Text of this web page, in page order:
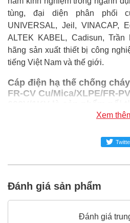
tùng, đại diện phân phối
UNIVERSAL, Jeil, VINACAP,
ALTEK KABEL, Cadisun,
hãng sản xuất thiết bị công
tiếng Việt Nam và thế giới.
Cáp điện hạ thế chống
FR-CV Cu/Mica/XLPE/FR-
bạn có thể mua Cáp điện
3x240+1x185 600V/1KV
SUPER-MRO.COM cam kết:
GiáCáp điện hạ thế chống
FR-CV Cu/Mica/XLPE/
rẻ nhất trong ngành
Xem
Đánh giá sản phẩm
Đánh giá